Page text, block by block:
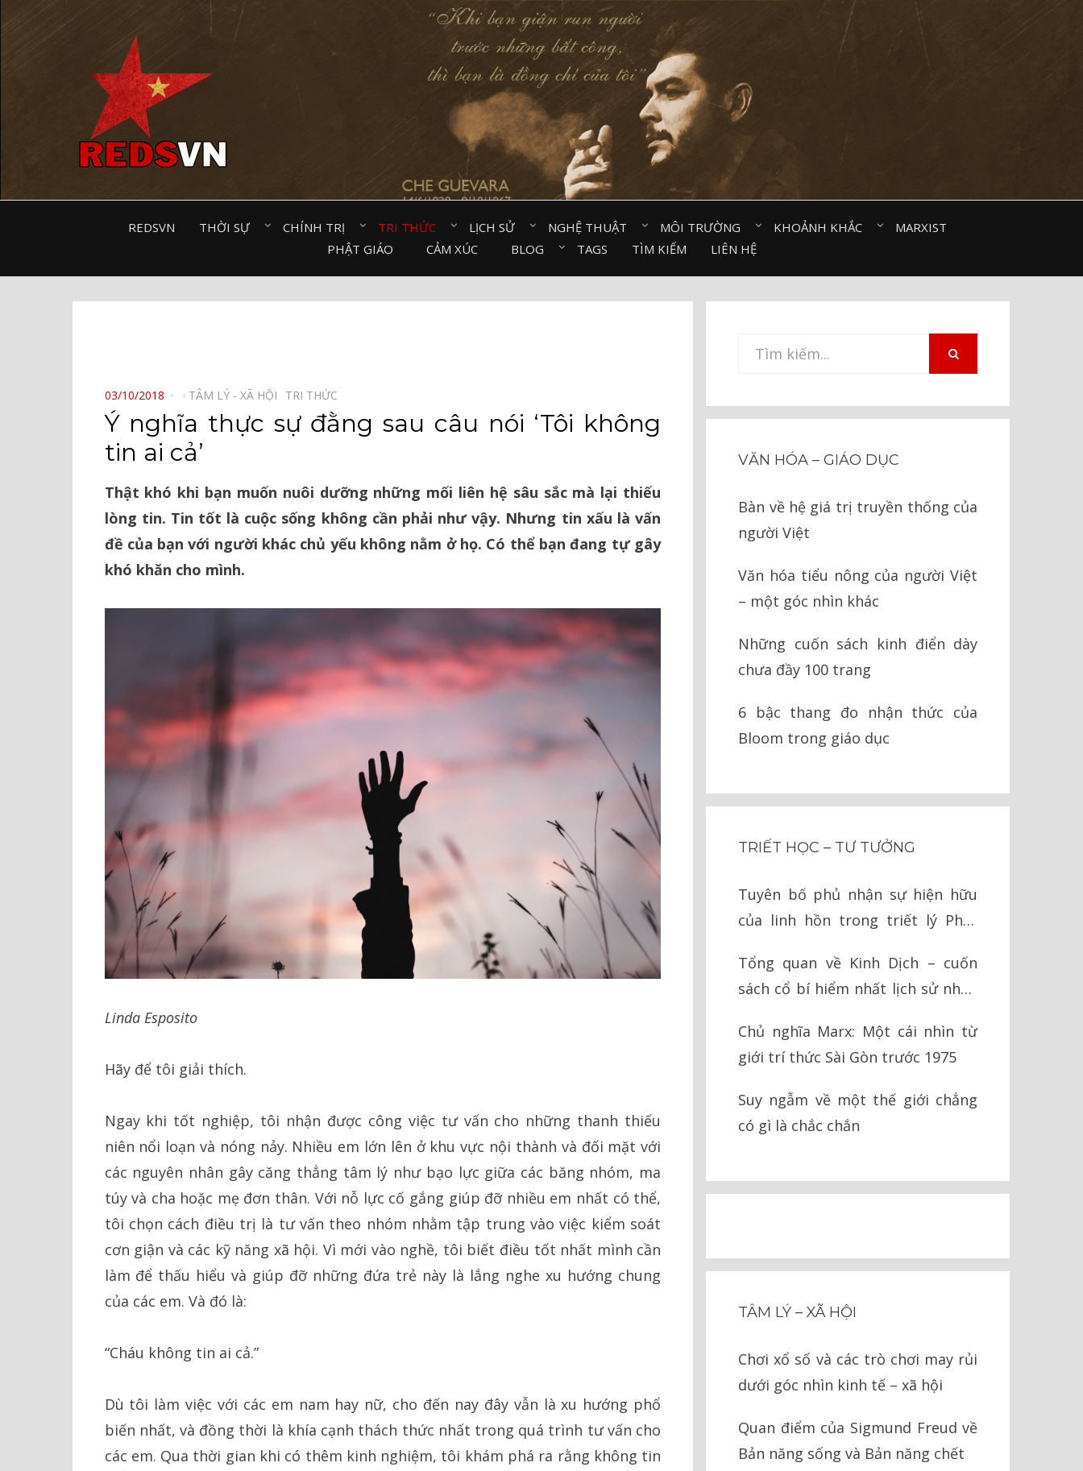
REDSVN THỜI SỰ⠀ CHÍNH TRỊ⠀ TRI THỨC⠀ LỊCH SỬ⠀ NGHỆ THUẬT⠀ MÔI TRƯỜNG⠀ KHOẢNH KHẮC⠀
MARXIST⠀
PHẬT GIÁO⠀
CẢM XÚC⠀ BLOG⠀ TAGS TÌM KIẾM LIÊN HỆ
POSTED
ON
03/10/2018 TÂM LÝ - XÃ HỘI⠀ TRI THỨC⠀
Ý nghĩa thực sự đằng sau câu nói ‘Tôi không
tin ai cả’
Thật khó khi bạn muốn nuôi dưỡng những mối liên hệ sâu sắc mà lại thiếu
lòng tin. Tin tốt là cuộc sống không cần phải như vậy. Nhưng tin xấu là vấn
đề của bạn với người khác chủ yếu không nằm ở họ. Có thể bạn đang tự gây
khó khăn cho mình.
Linda Esposito
Hãy để tôi giải thích.
Ngay khi tốt nghiệp, tôi nhận được công việc tư vấn cho những thanh thiếu
niên nổi loạn và nóng nảy. Nhiều em lớn lên ở khu vực nội thành và đối mặt với
các nguyên nhân gây căng thẳng tâm lý như bạo lực giữa các băng nhóm, ma
túy và cha hoặc mẹ đơn thân. Với nỗ lực cố gắng giúp đỡ nhiều em nhất có thể,
tôi chọn cách điều trị là tư vấn theo nhóm nhằm tập trung vào việc kiểm soát
cơn giận và các kỹ năng xã hội. Vì mới vào nghề, tôi biết điều tốt nhất mình cần
làm để thấu hiểu và giúp đỡ những đứa trẻ này là lắng nghe xu hướng chung
của các em. Và đó là:
“Cháu không tin ai cả.”
Dù tôi làm việc với các em nam hay nữ, cho đến nay đây vẫn là xu hướng phổ
biến nhất, và đồng thời là khía cạnh thách thức nhất trong quá trình tư vấn cho
các em. Qua thời gian khi có thêm kinh nghiệm, tôi khám phá ra rằng không tin
Tìm
VĂN HÓA – GIÁO DỤC
Bàn về hệ giá trị truyền thống của
người Việt
Văn hóa tiểu nông của người Việt
– một góc nhìn khác
Những cuốn sách kinh điển dày
chưa đầy 100 trang
6 bậc thang đo nhận thức của
Bloom trong giáo dục
TRIẾT HỌC – TƯ TƯỞNG
Tuyên bố phủ nhận sự hiện hữu
của linh hồn trong triết lý Phật
Tổng quan về Kinh Dịch – cuốn
sách cổ bí hiểm nhất lịch sử nhân
Chủ nghĩa Marx: Một cái nhìn từ
giới trí thức Sài Gòn trước 1975
Suy ngẫm về một thế giới chẳng
có gì là chắc chắn
TÂM LÝ – XÃ HỘI
Chơi xổ số và các trò chơi may rủi
dưới góc nhìn kinh tế – xã hội
Quan điểm của Sigmund Freud về
Bản năng sống và Bản năng chết